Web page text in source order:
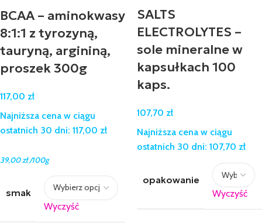
BCAA – aminokwasy
8:1:1 z tyrozyną,
tauryną, argininą,
proszek 300g
117,00 zł
Najniższa cena w ciągu
ostatnich 30 dni: 117,00 zł
39,00zł /100g
smak
Wyczyść
SALTS
ELECTROLYTES –
sole mineralne w
kapsułkach 100
kaps.
107,70 zł
Najniższa cena w ciągu
ostatnich 30 dni: 107,70 zł
opakowanie
Wyczyść